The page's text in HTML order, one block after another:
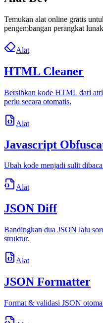
Temukan alat online gratis
pengembangan perangkat
Alat
HTML Cleaner
Bersihkan kode HTML dari
perlu secara otomatis.
Alat
Javascript
Ubah kode menjadi sulit
Alat
JSON Diff
Bandingkan dua JSON lalu
struktur.
Alat
JSON Formatter
Format & validasi JSON